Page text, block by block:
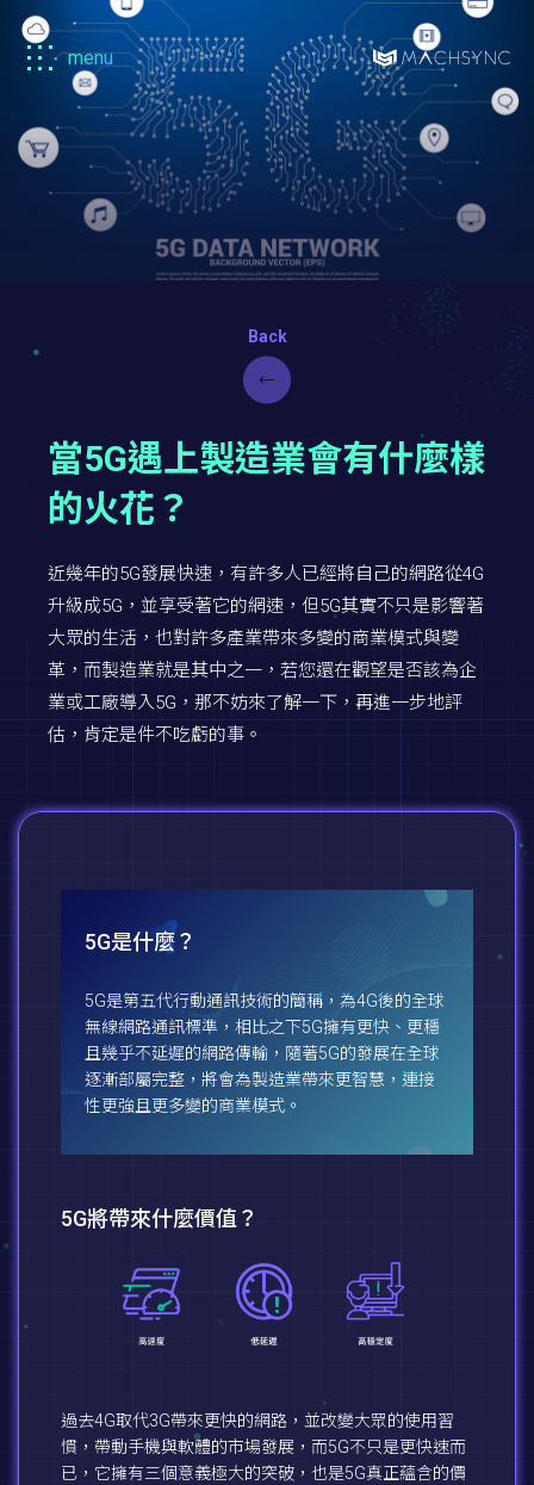
Machsync
menu
當5G遇上製造業會有什麼樣
的火花？
近幾年的5G發展快速，有許多人已經將自己的網路從4G
升級成5G，並享受著它的網速，但5G其實不只是影響著
大眾的生活，也對許多產業帶來多變的商業模式與變
革，而製造業就是其中之一，若您還在觀望是否該為企
業或工廠導入5G，那不妨來了解一下，再進一步地評
估，肯定是件不吃虧的事。
5G是什麼？
5G是第五代行動通訊技術的簡稱，為4G後的全球
無線網路通訊標準，相比之下5G擁有更快、更穩
且幾乎不延遲的網路傳輸，隨著5G的發展在全球
逐漸部屬完整，將會為製造業帶來更智慧，連接
性更強且更多變的商業模式。
5G將帶來什麼價值？
過去4G取代3G帶來更快的網路，並改變大眾的使用習
慣，帶動手機與軟體的市場發展，而5G不只是更快速而
已，它擁有三個意義極大的突破，也是5G真正蘊含的價